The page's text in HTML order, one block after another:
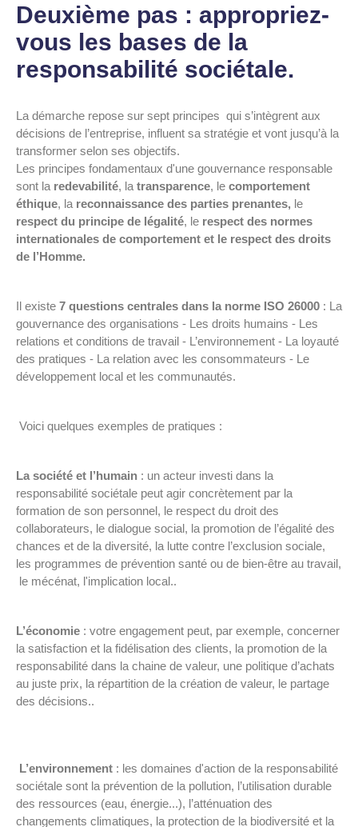
Deuxième pas : appropriez-
vous les bases de la
responsabilité sociétale.
La démarche repose sur sept principes qui s’intègrent aux
décisions de l’entreprise, influent sa stratégie et vont jusqu’à la
transformer selon ses objectifs.
Les principes fondamentaux d'une gouvernance responsable
sont la redevabilité, la transparence, le comportement
éthique, la reconnaissance des parties prenantes, le
respect du principe de légalité, le respect des normes
internationales de comportement et le respect des droits
de l’Homme.
Il existe 7 questions centrales dans la norme ISO 26000 : La
gouvernance des organisations - Les droits humains - Les
relations et conditions de travail - L’environnement - La loyauté
des pratiques - La relation avec les consommateurs - Le
développement local et les communautés.
Voici quelques exemples de pratiques :
La société et l’humain : un acteur investi dans la
responsabilité sociétale peut agir concrètement par la
formation de son personnel, le respect du droit des
collaborateurs, le dialogue social, la promotion de l’égalité des
chances et de la diversité, la lutte contre l’exclusion sociale,
les programmes de prévention santé ou de bien-être au travail,
le mécénat, l'implication local..
L’économie : votre engagement peut, par exemple, concerner
la satisfaction et la fidélisation des clients, la promotion de la
responsabilité dans la chaine de valeur, une politique d’achats
au juste prix, la répartition de la création de valeur, le partage
des décisions..
L’environnement : les domaines d'action de la responsabilité
sociétale sont la prévention de la pollution, l’utilisation durable
des ressources (eau, énergie...), l’atténuation des
changements climatiques, la protection de la biodiversité et la